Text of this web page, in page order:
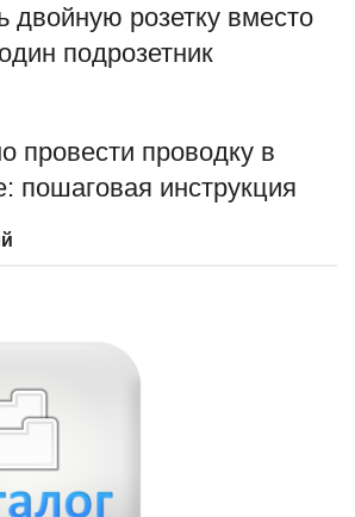
двойную розетку вместо
подрозетник
провести проводку в
пошаговая инструкция